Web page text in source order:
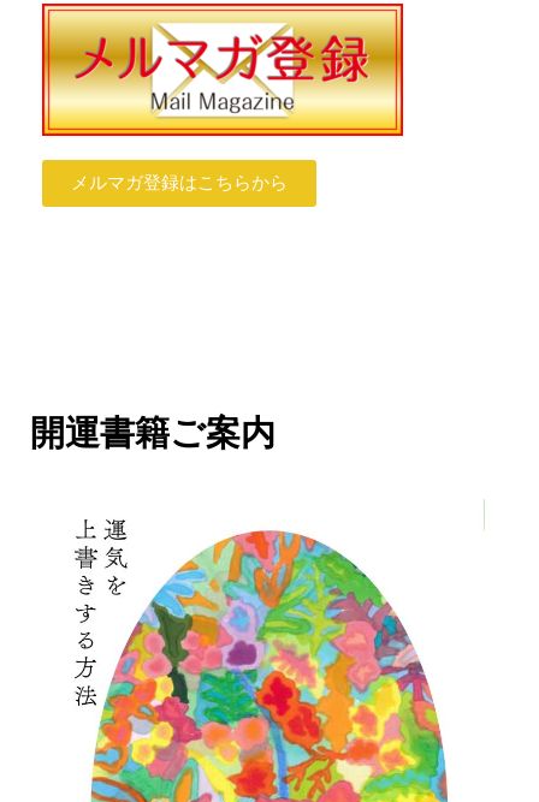
メルマガ登録はこちらから
開運書籍ご案内